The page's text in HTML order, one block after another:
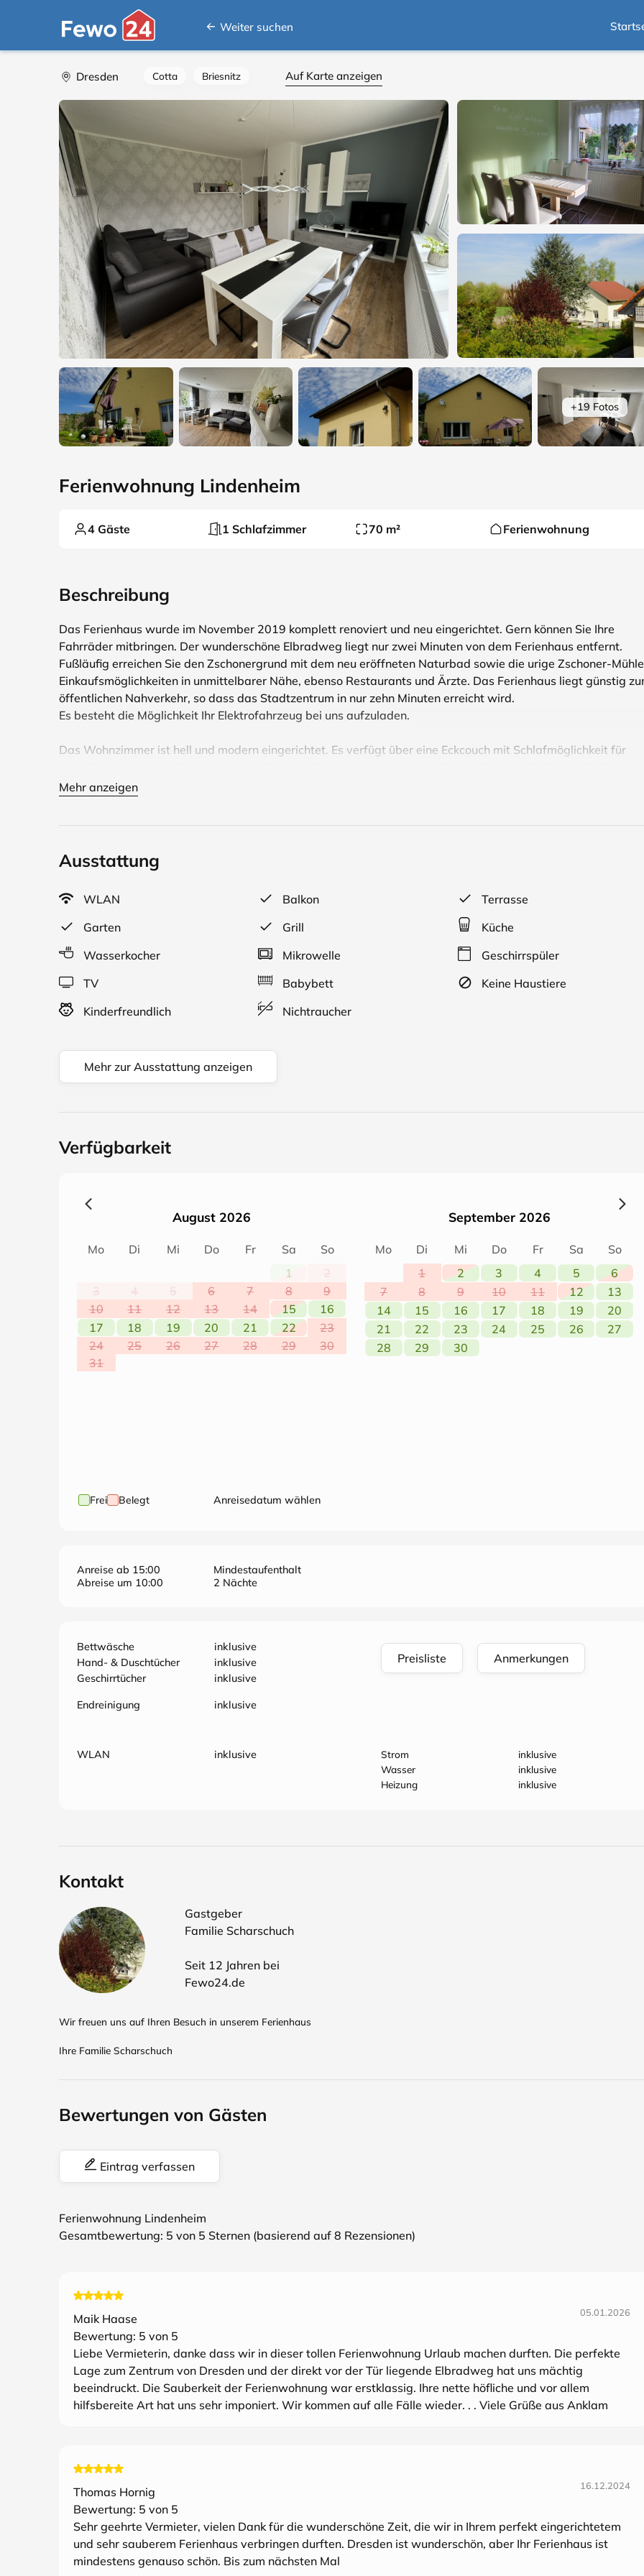
Weiter suchen
Dresden Cotta Briesnitz Auf Karte anzeigen
+19 Fotos
Ferienwohnung Lindenheim
4 Gäste 1 Schlafzimmer 70 m² Ferienwohnung
Beschreibung
Das Ferienhaus wurde im November 2019 komplett renoviert und neu eingerichtet. Gern können Sie Ihre
Fahrräder mitbringen. Der wunderschöne Elbradweg liegt nur zwei Minuten von dem Ferienhaus entfernt.
Fußläufig erreichen Sie den Zschonergrund mit dem neu eröffneten Naturbad sowie die urige Zschoner-
Einkaufsmöglichkeiten in unmittelbarer Nähe, ebenso Restaurants und Ärzte. Das Ferienhaus liegt günstig
öffentlichen Nahverkehr, so dass das Stadtzentrum in nur zehn Minuten erreicht wird.
Es besteht die Möglichkeit Ihr Elektrofahrzeug bei uns aufzuladen.
Das Wohnzimmer ist hell und modern eingerichtet. Es verfügt über eine Eckcouch mit Schlafmöglichkeit für
Internet mit W-LAN.
Mehr anzeigen
Ausstattung
WLAN Balkon
Terrasse
Garten
Grill
Küche
Wasserkocher
Mikrowelle
Geschirrspüler
TV
Babybett
Keine Haustiere
Kinderfreundlich
Nichtraucher
Mehr zur Ausstattung anzeigen
Verfügbarkeit
August 2026
Mo Di Mi Do Fr Sa
So
1
2
3
4 5 6 7 8
9
10
11 12 13 14 15
16
17
18 19 20 21 22
23
24
25 26 27 28 29
30
31
September 2026
Mo Di Mi Do Fr Sa
So
1
2 3 4 5
6
7
8 9 10 11 12
13
14
15 16 17 18 19
20
21
22 23 24 25 26
27
28
29 30
Frei Belegt Anreisedatum wählen
Anreise ab 15:00
Abreise um 10:00
Mindestaufenthalt
2 Nächte
Bettwäsche
inklusive
Hand- & Duschtücher
inklusive
Geschirrtücher
inklusive
Endreinigung inklusive
Preisliste Anmerkungen
WLAN inklusive Strom
inklusive
Wasser
inklusive
Heizung
inklusive
Kontakt
Gastgeber
Familie Scharschuch
Seit 12 Jahren bei
Fewo24.de
Wir freuen uns auf Ihren Besuch in unserem Ferienhaus
Ihre Familie Scharschuch
Bewertungen von Gästen
Eintrag verfassen
Ferienwohnung Lindenheim
Gesamtbewertung: 5 von 5 Sternen (basierend auf 8 Rezensionen)
Maik Haase 05.01.2026
Bewertung: 5 von 5
Liebe Vermieterin, danke dass wir in dieser tollen Ferienwohnung Urlaub machen durften. Die perfekte
Lage zum Zentrum von Dresden und der direkt vor der Tür liegende Elbradweg hat uns mächtig
beeindruckt. Die Sauberkeit der Ferienwohnung war erstklassig. Ihre nette höfliche und vor allem
hilfsbereite Art hat uns sehr imponiert. Wir kommen auf alle Fälle wieder. . . Viele Grüße aus Anklam
Thomas Hornig 16.12.2024
Bewertung: 5 von 5
Sehr geehrte Vermieter, vielen Dank für die wunderschöne Zeit, die wir in Ihrem perfekt eingerichtetem
und sehr sauberem Ferienhaus verbringen durften. Dresden ist wunderschön, aber Ihr Ferienhaus ist
mindestens genauso schön. Bis zum nächsten Mal